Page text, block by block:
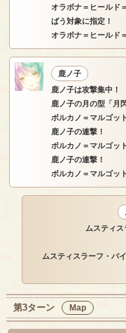
オラボナ＝ヒールド
ばう対象に指定！
オラボナ＝ヒールド
鹿ノ子
鹿ノ子は攻撃集中！
鹿ノ子の月の型「月
ボルカノ＝マルゴッ
鹿ノ子の連撃！
ボルカノ＝マルゴッ
鹿ノ子の連撃！
ボルカノ＝マルゴッ
ムスティ
ムスティスラーフ・バ
第3ターン Map